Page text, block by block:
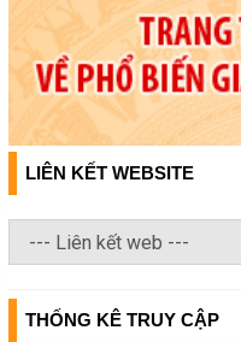
LIÊN KẾT WEBSITE
THỐNG KÊ TRUY CẬP